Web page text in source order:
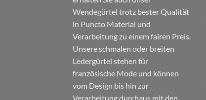
Wendegürtel trotz bester Qualität
in Puncto Material und
Verarbeitung zu einem fairen Preis.
Unsere schmalen oder breiten
Ledergürtel stehen für
französische Mode und können
vom Design bis hin zur
Verarbeitung durchaus mit den